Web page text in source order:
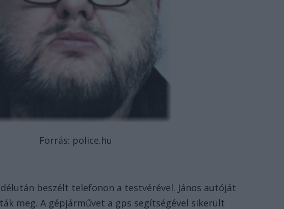
Forrás: police.hu
beszélt telefonon a testvérével. János autóját
meg. A gépjárművet a gps segítségével sikerült